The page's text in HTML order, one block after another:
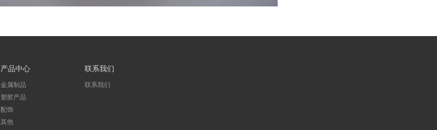
产品中心
金属制品
塑胶产品
配饰
其他
联系我们
联系我们